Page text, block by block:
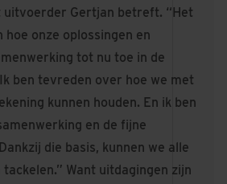
uitvoerder Gertjan betreft. “Het
hoe onze oplossingen en
tot nu toe in de
ben tevreden over hoe we met
kunnen houden. En ik ben
en de fijne
die basis, kunnen we alle
Want uitdagingen zijn